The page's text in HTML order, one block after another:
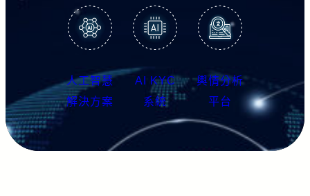
人工智慧
解決方案
AI KYC
系統
輿情分析
平台